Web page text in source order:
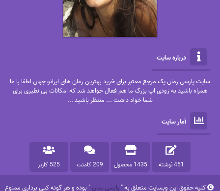
درباره سایت
سایت پارسی رمان یک مرجع معتبر برای خرید بهترین رمان های ایرانو جهان لطفا با ما
همراه باشید به زودی اپ بزرگ ما هم فعال خواهد شد که امکانات بی نظیری برای
شما خواد داشت ... منتظر باشید ...
آمار سایت
451 نوشته 1435 محصول 209 کامنت 525 کاربر
کلیه حقوق این وبسایت متعلق به "پارسی رمان" بوده و هر گونه کپی برداری ممنوع